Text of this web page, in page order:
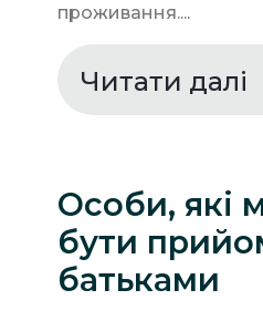
проживання....
Читати далі
Особи, які
бути
батьками